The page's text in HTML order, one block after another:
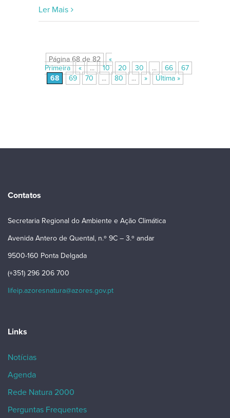
Ler Mais
Página 68 de 82
«
Primeira
« ... 10 20 30 ... 66
67
68
69 70 ... 80 ... » Última »
Contatos
Secretaria Regional do Ambiente e Ação Climática
Avenida Antero de Quental, n.º 9C – 3.º andar
9500-160 Ponta Delgada
(+351) 296 206 700
lifeip.azoresnatura@azores.gov.pt
Links
Notícias
Agenda
Rede Natura 2000
Perguntas Frequentes